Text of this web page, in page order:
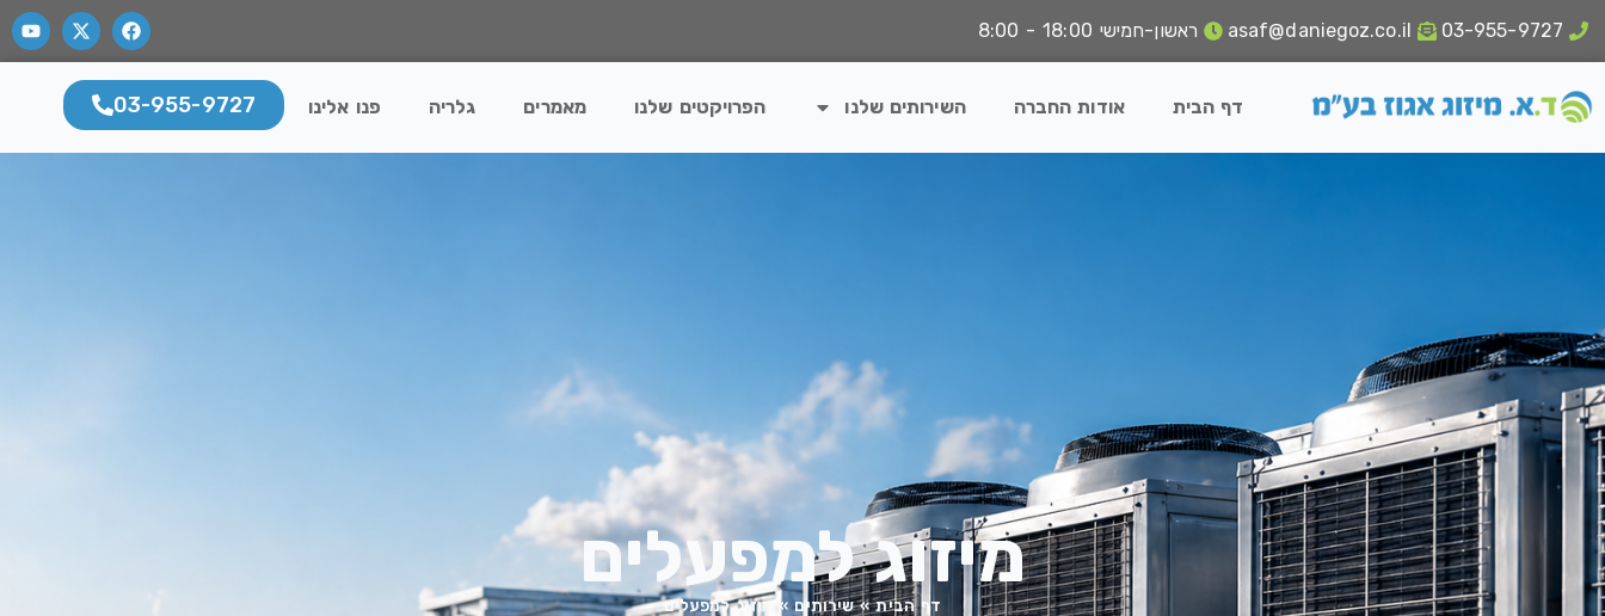
03-955-9727
asaf@daniegoz.co.il ראשון-חמישי 18:00 - 8:00
דף הבית אודות החברה השירותים שלנו הפרויקטים שלנו מאמרים גלריה פנו אלינו 03-955-9727
מיזוג למפעלים
דף הבית»שירותים»מיזוג למפעלים